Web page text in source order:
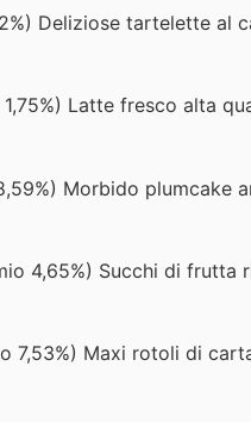
Deliziose tartelette al
Latte fresco alta
Morbido plumcake
4,65%) Succhi di frutta
7,53%) Maxi rotoli di